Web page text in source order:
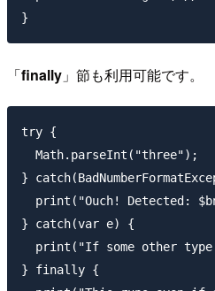
「finally 」節も利用可能です。
try {
  Math.parseInt("three");
}
print("Ouch! Detected:
} catch(var e) {
print("If some other
} finally {